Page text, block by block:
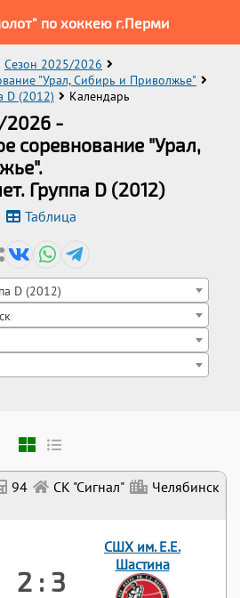
по хоккею г.Перми
Сезон 2025/2026
"Урал, Сибирь и Приволжье"
D (2012)
Календарь
2026 -
соревнование "Урал,
Группа D (2012)
Таблица
D (2012)
94 СК "Сигнал"
Челябинск
2 : 3
СШХ им. Е.Е.
Шастина